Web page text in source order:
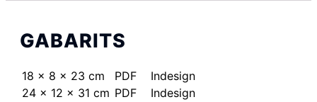
GABARITS
18 x 8 x 23 cm PDF Indesign
24 x 12 x 31 cm PDF Indesign